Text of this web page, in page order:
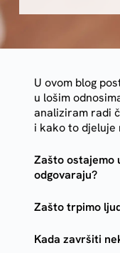
U ovom blog
u lošim
analiziram radi
i kako to djeluje
Zašto ostajemo
odgovaraju?
Zašto trpimo
Kada završiti